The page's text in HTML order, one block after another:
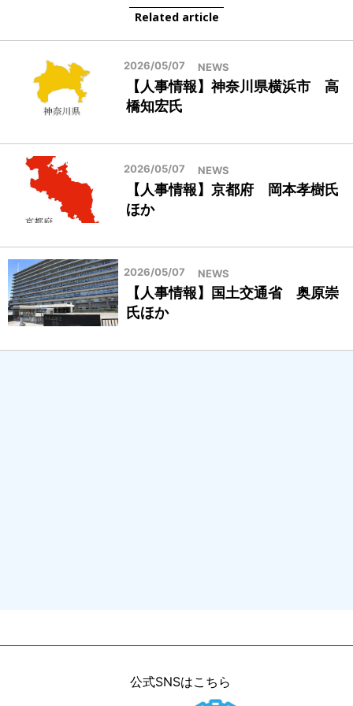
Related article
2026/05/07 NEWS
【人事情報】神奈川県横浜市 高
橋知宏氏
2026/05/07 NEWS
【人事情報】京都府 岡本孝樹氏
ほか
2026/05/07 NEWS
【人事情報】国土交通省 奥原崇
氏ほか
公式SNSはこちら